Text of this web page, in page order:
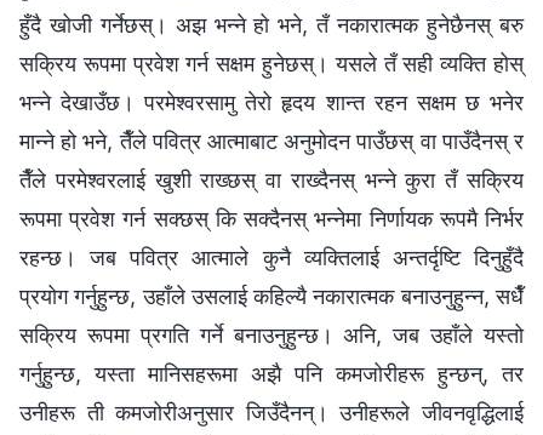
हुँदै खोजी गर्नेछस्। अझ भन्‍ने हो भने, तँ नकारात्मक हुनेछैनस् बरु
सक्रिय रूपमा प्रवेश गर्न सक्षम हुनेछस्। यसले तँ सही व्यक्ति होस्
भन्‍ने देखाउँछ। परमेश्‍वरसामु तेरो हृदय शान्त रहन सक्षम छ भनेर
मान्‍ने हो भने, तैँले पवित्र आत्माबाट अनुमोदन पाउँछस् वा पाउँदैनस् र
तैँले परमेश्‍वरलाई खुशी राख्छस् वा राख्दैनस् भन्‍ने कुरा तँ सक्रिय
रूपमा प्रवेश गर्न सक्छस् कि सक्दैनस् भन्‍नेमा निर्णायक रूपमै निर्भर
रहन्छ। जब पवित्र आत्माले कुनै व्यक्तिलाई अन्तर्दृष्टि दिनुहुँदै
प्रयोग गर्नुहुन्छ, उहाँले उसलाई कहिल्यै नकारात्मक बनाउनुहुन्‍न, सधैँ
सक्रिय रूपमा प्रगति गर्ने बनाउनुहुन्छ। अनि, जब उहाँले यस्तो
गर्नुहुन्छ, यस्ता मानिसहरूमा अझै पनि कमजोरीहरू हुन्छन्, तर
उनीहरू ती कमजोरीअनुसार जिउँदैनन्। उनीहरूले जीवनवृद्धिलाई